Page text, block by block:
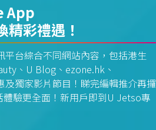
App
彩禮遇！
台綜合不同網站內容，包括港生
、U Blog、ezone.hk、
及獨家影片節目！睇完編輯推介再攞
驗更全面！新用戶即到U Jetso專